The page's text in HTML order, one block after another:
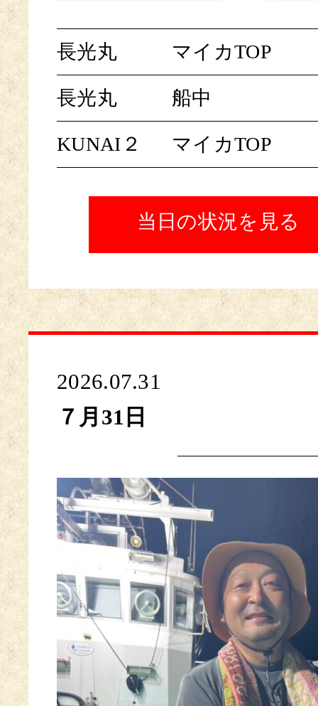
長光丸 マイカTOP
長光丸 船中
KUNAI２ マイカTOP
当日の状況を見る
2026.07.31
７月31日